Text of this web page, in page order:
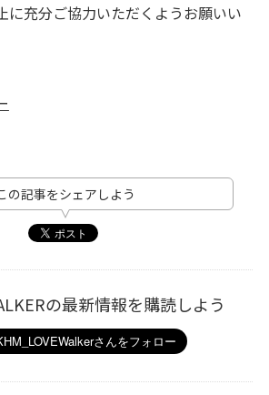
に充分ご協力いただくようお願いい
の記事をシェアしよう
の最新情報を購読しよう